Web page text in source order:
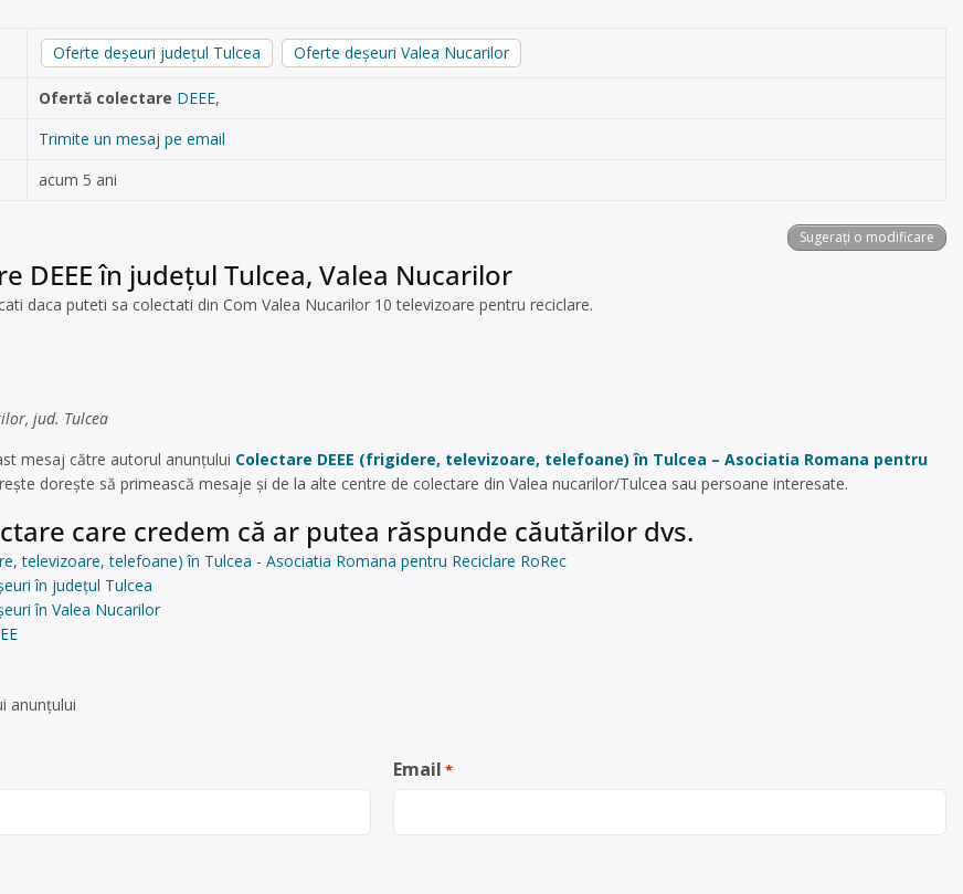
Oferte deșeuri județul Tulcea Oferte deșeuri Valea Nucarilor
Ofertă colectare DEEE,
Trimite un mesaj pe email
acum 5 ani
Sugerați o modificare
DEEE în județul Tulcea, Valea Nucarilor
daca puteti sa colectati din Com Valea Nucarilor 10 televizoare pentru reciclare.
jud. Tulcea
mesaj către autorul anunțului Colectare DEEE (frigidere, televizoare, telefoane) în Tulcea – Asociatia Romana pentru
dorește să primească mesaje și de la alte centre de colectare din Valea nucarilor/Tulcea sau persoane interesate.
care credem că ar putea răspunde căutărilor dvs.
televizoare, telefoane) în Tulcea - Asociatia Romana pentru Reciclare RoRec
în județul Tulcea
în Valea Nucarilor
anunţului
Email *